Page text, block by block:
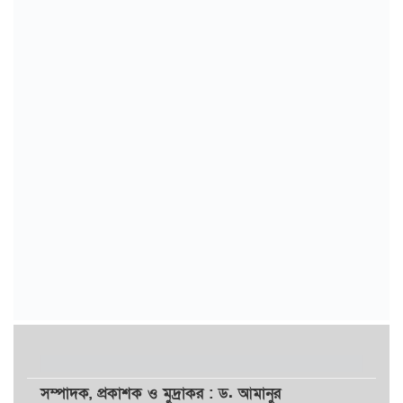
সম্পাদক, প্রকাশকওমুদ্রাকর: ড. আমানুর